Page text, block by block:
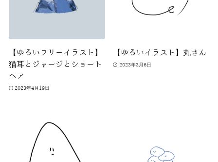
【ゆるいフリーイラスト】
猫耳とジャージとショート
ヘア
2023年4月19日
【ゆるいイラスト】丸さん
2023年3月6日